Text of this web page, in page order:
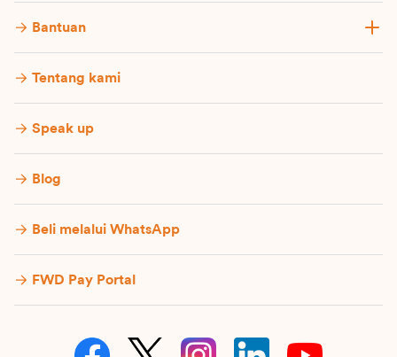
Bantuan
Tentang kami
Speak up
Blog
Beli melalui WhatsApp
FWD Pay Portal